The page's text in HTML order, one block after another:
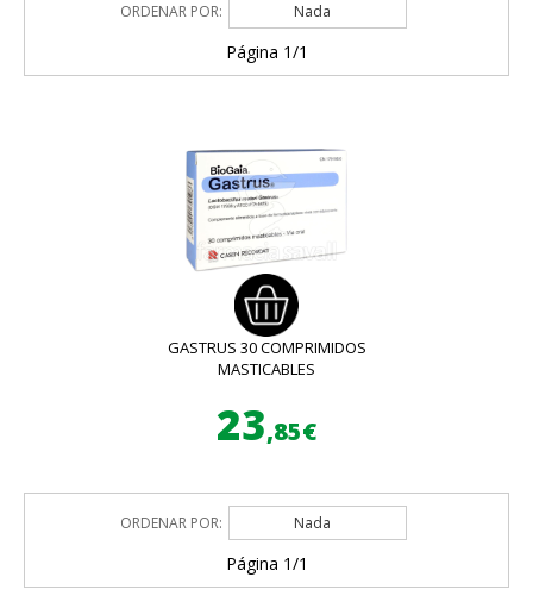
ORDENAR POR: Nada
Página 1/1
GASTRUS 30 COMPRIMIDOS
MASTICABLES
23,85€
ORDENAR POR: Nada
Página 1/1